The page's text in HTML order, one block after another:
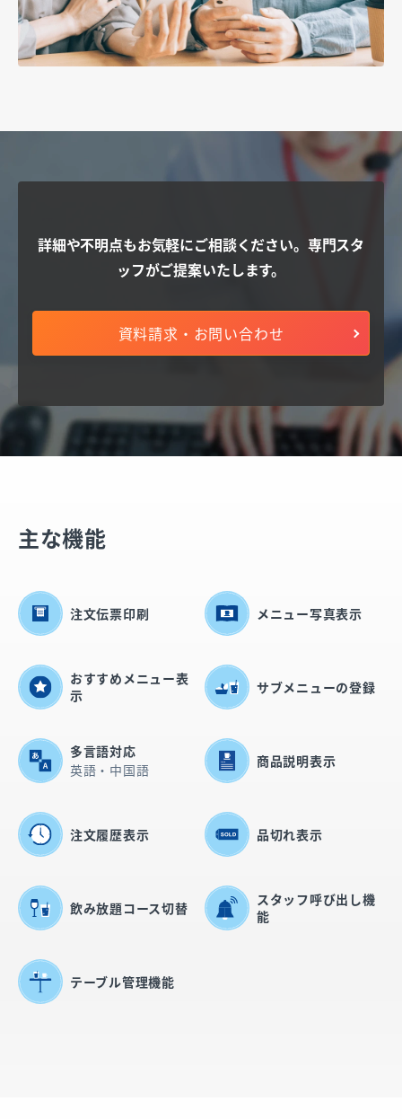
詳細や不明点もお気軽にご相談ください。 専門スタ
ッフがご提案いたします。
資料請求・お問い合わせ
主な機能
注文伝票印刷 メニュー写真表示
おすすめメニュー表
示
サブメニューの登録
多言語対応
英語・中国語
商品説明表示
注文履歴表示 品切れ表示
飲み放題コース切替
スタッフ呼び出し機
能
テーブル管理機能